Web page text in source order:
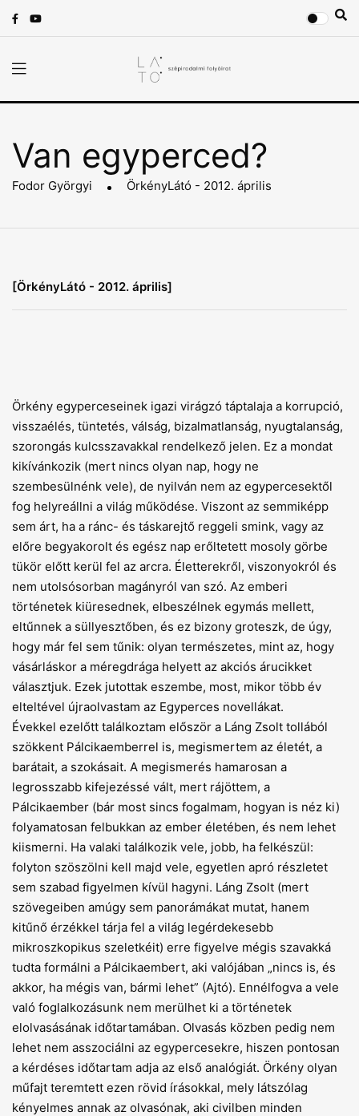
Van egyperced?
Fodor Györgyi ÖrkényLátó - 2012. április
[ÖrkényLátó - 2012. április]
Örkény egyperceseinek igazi virágzó táptalaja a korrupció,
visszaélés, tüntetés, válság, bizalmatlanság, nyugtalanság,
szorongás kulcsszavakkal rendelkező jelen. Ez a mondat
kikívánkozik (mert nincs olyan nap, hogy ne
szembesülnénk vele), de nyilván nem az egypercesektől
fog helyreállni a világ működése. Viszont az semmiképp
sem árt, ha a ránc- és táskarejtő reggeli smink, vagy az
előre begyakorolt és egész nap erőltetett mosoly görbe
tükör előtt kerül fel az arcra. Életterekről, viszonyokról és
nem utolsósorban magányról van szó. Az emberi
történetek kiüresednek, elbeszélnek egymás mellett,
eltűnnek a süllyesztőben, és ez bizony groteszk, de úgy,
hogy már fel sem tűnik: olyan természetes, mint az, hogy
vásárláskor a méregdrága helyett az akciós árucikket
választjuk. Ezek jutottak eszembe, most, mikor több év
elteltével újraolvastam az Egyperces novellákat.
Évekkel ezelőtt találkoztam először a Láng Zsolt tollából
szökkent Pálcikaemberrel is, megismertem az életét, a
barátait, a szokásait. A megismerés hamarosan a
legrosszabb kifejezéssé vált, mert rájöttem, a
Pálcikaember (bár most sincs fogalmam, hogyan is néz ki)
folyamatosan felbukkan az ember életében, és nem lehet
kiismerni. Ha valaki találkozik vele, jobb, ha felkészül:
folyton szöszölni kell majd vele, egyetlen apró részletet
sem szabad figyelmen kívül hagyni. Láng Zsolt (mert
szövegeiben amúgy sem panorámákat mutat, hanem
kitűnő érzékkel tárja fel a világ legérdekesebb
mikroszkopikus szeletkéit) erre figyelve mégis szavakká
tudta formálni a Pálcikaembert, aki valójában „nincs is, és
akkor, ha mégis van, bármi lehet” (Ajtó). Ennélfogva a vele
való foglalkozásunk nem merülhet ki a történetek
elolvasásának időtartamában. Olvasás közben pedig nem
lehet nem asszociálni az egypercesekre, hiszen pontosan
a kérdéses időtartam adja az első analógiát. Örkény olyan
műfajt teremtett ezen rövid írásokkal, mely látszólag
kényelmes annak az olvasónak, aki civilben minden